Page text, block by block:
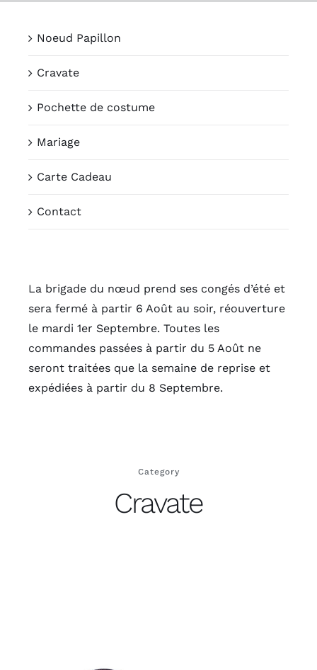
Noeud Papillon
Cravate
Pochette de costume
Mariage
Carte Cadeau
Contact
La brigade du nœud prend ses congés d’été et
sera fermé à partir 6 Août au soir, réouverture
le mardi 1er Septembre. Toutes les
commandes passées à partir du 5 Août ne
seront traitées que la semaine de reprise et
expédiées à partir du 8 Septembre.
Category
Cravate